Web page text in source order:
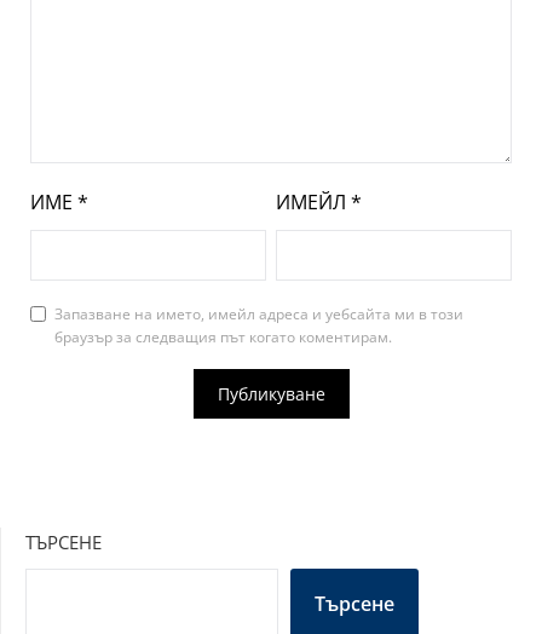
ИМЕ * ИМЕЙЛ *
Запазване на името, имейл адреса и уебсайта ми в този
браузър за следващия път когато коментирам.
ТЪРСЕНЕ
Търсене